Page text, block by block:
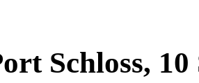
Schloss,